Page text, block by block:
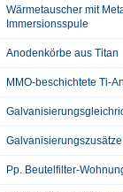
Wärmetauscher mit
Immersionsspule
Anodenkörbe aus Titan
MMO-beschichtete Ti-
Galvanisierungszusätze
Pp. Beutelfilter-